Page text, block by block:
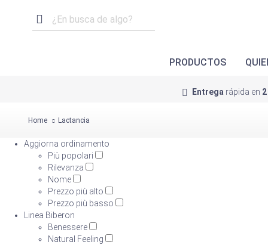
PRODUCTOS
Entrega rápida en
Home Lactancia
Aggiorna ordinamento
Più popolari
Rilevanza
Nome
Prezzo più alto
Prezzo più basso
Linea Biberon
Benessere
Natural Feeling